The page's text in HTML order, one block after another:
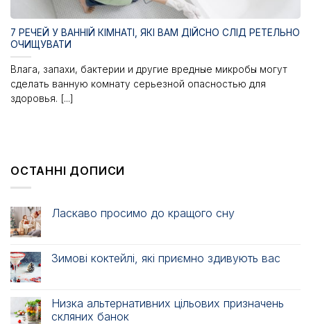
7 РЕЧЕЙ У ВАННІЙ КІМНАТІ, ЯКІ ВАМ ДІЙСНО СЛІД РЕТЕЛЬНО
ОЧИЩУВАТИ
Влага, запахи, бактерии и другие вредные микробы могут
сделать ванную комнату серьезной опасностью для
здоровья. [...]
ОСТАННІ ДОПИСИ
Ласкаво просимо до кращого сну
Зимові коктейлі, які приємно здивують вас
Низка альтернативних цільових призначень
скляних банок